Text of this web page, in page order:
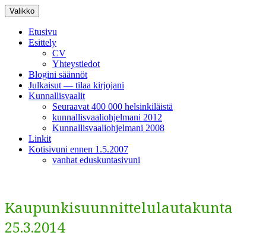
Siirry
sisältöön
Valikko
Etusivu
Esittely
CV
Yhteystiedot
Blogini säännöt
Julkaisut — tilaa kirjojani
Kunnallisvaalit
Seuraavat 400 000 helsinkiläistä
kunnallisvaaliohjelmani 2012
Kunnallisvaaliohjelmani 2008
Linkit
Kotisivuni ennen 1.5.2007
vanhat eduskuntasivuni
Kaupunkisuunnittelulautakunta
25.3.2014